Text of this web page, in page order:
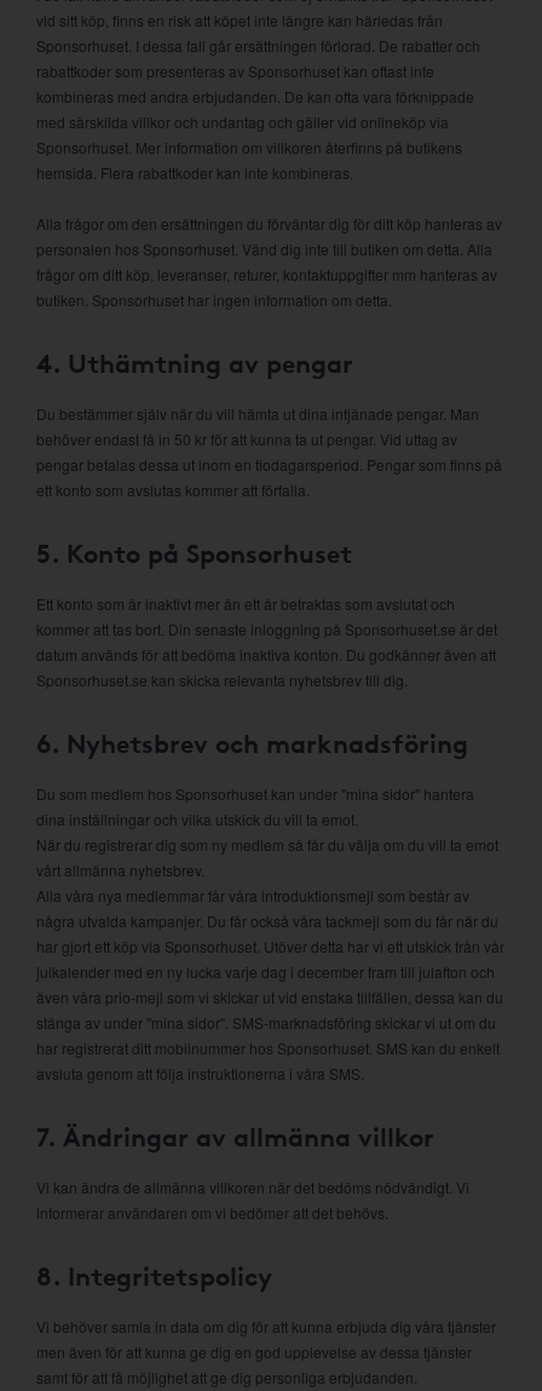
vid sitt köp, finns en risk att köpet inte längre kan härledas från
Sponsorhuset. I dessa fall går ersättningen förlorad. De rabatter och
rabattkoder som presenteras av Sponsorhuset kan oftast inte
kombineras med andra erbjudanden. De kan ofta vara förknippade
med särskilda villkor och undantag och gäller vid onlineköp via
Sponsorhuset. Mer information om villkoren återfinns på butikens
hemsida. Flera rabattkoder kan inte kombineras.
Alla frågor om den ersättningen du förväntar dig för ditt köp hanteras av
personalen hos Sponsorhuset. Vänd dig inte till butiken om detta. Alla
frågor om ditt köp, leveranser, returer, kontaktuppgifter mm hanteras av
butiken. Sponsorhuset har ingen information om detta.
4. Uthämtning av pengar
Du bestämmer själv när du vill hämta ut dina intjänade pengar. Man
behöver endast få in 50 kr för att kunna ta ut pengar. Vid uttag av
pengar betalas dessa ut inom en tiodagarsperiod. Pengar som finns på
ett konto som avslutas kommer att förfalla.
5. Konto på Sponsorhuset
Ett konto som är inaktivt mer än ett år betraktas som avslutat och
kommer att tas bort. Din senaste inloggning på Sponsorhuset.se är det
datum används för att bedöma inaktiva konton. Du godkänner även att
Sponsorhuset.se kan skicka relevanta nyhetsbrev till dig.
6. Nyhetsbrev och marknadsföring
Du som medlem hos Sponsorhuset kan under "mina sidor" hantera
dina inställningar och vilka utskick du vill ta emot.
När du registrerar dig som ny medlem så får du välja om du vill ta emot
vårt allmänna nyhetsbrev.
Alla våra nya medlemmar får våra introduktionsmejl som består av
några utvalda kampanjer. Du får också våra tackmejl som du får när du
har gjort ett köp via Sponsorhuset. Utöver detta har vi ett utskick från vår
julkalender med en ny lucka varje dag i december fram till julafton och
även våra prio-mejl som vi skickar ut vid enstaka tillfällen, dessa kan du
stänga av under "mina sidor". SMS-marknadsföring skickar vi ut om du
har registrerat ditt mobilnummer hos Sponsorhuset. SMS kan du enkelt
avsluta genom att följa instruktionerna i våra SMS.
7. Ändringar av allmänna villkor
Vi kan ändra de allmänna villkoren när det bedöms nödvändigt. Vi
informerar användaren om vi bedömer att det behövs.
8. Integritetspolicy
Vi behöver samla in data om dig för att kunna erbjuda dig våra tjänster
men även för att kunna ge dig en god upplevelse av dessa tjänster
samt för att få möjlighet att ge dig personliga erbjudanden.